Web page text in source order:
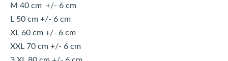
M 40 cm +/- 6 cm
L 50 cm +/- 6 cm
XL 60 cm +/- 6 cm
XXL 70 cm +/- 6 cm